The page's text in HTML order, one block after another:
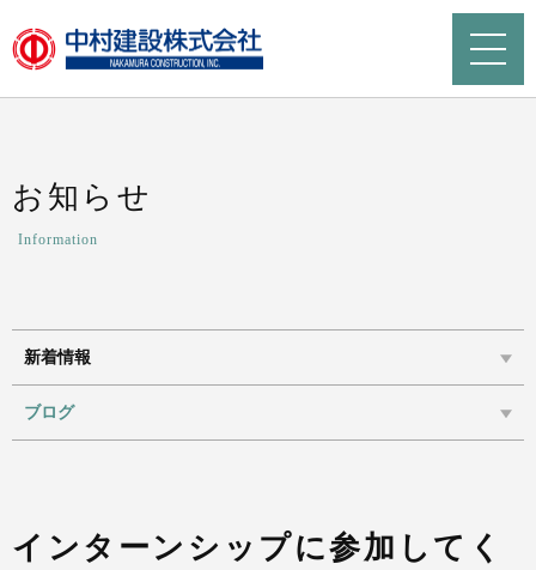
お知らせ
Information
新着情報
ブログ
インターンシップに参加してく